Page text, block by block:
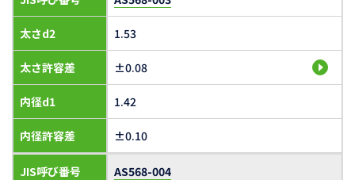
太さd2
太さ許容差
内径d1
内径許容差
1.53
±0.08
1.42
±0.10
JIS呼び番号 AS568-004